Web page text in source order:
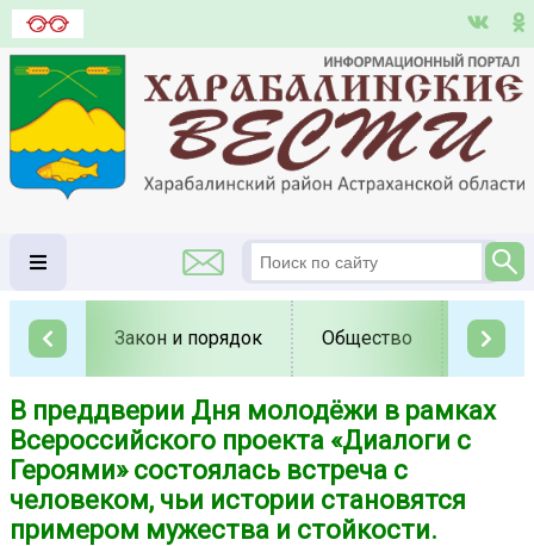
Закон и порядок Общество
В преддверии Дня молодёжи в рамках
Всероссийского проекта «Диалоги с
Героями» состоялась встреча с
человеком, чьи истории становятся
примером мужества и стойкости.